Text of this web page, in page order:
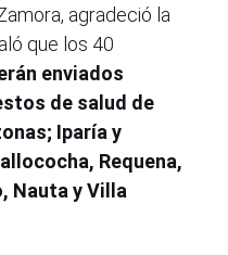
agradeció la
que los 40
enviados
de salud de
Iparía y
Requena,
Nauta y Villa